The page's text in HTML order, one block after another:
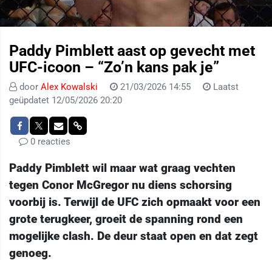
Paddy Pimblett aast op gevecht met
UFC-icoon – “Zo’n kans pak je”
door Alex Kowalski 21/03/2026 14:55
Laatst
geüpdatet 12/05/2026 20:20
0 reacties
Paddy Pimblett wil maar wat graag vechten
tegen Conor McGregor nu diens schorsing
voorbij is. Terwijl de UFC zich opmaakt voor een
grote terugkeer, groeit de spanning rond een
mogelijke clash. De deur staat open en dat zegt
genoeg.